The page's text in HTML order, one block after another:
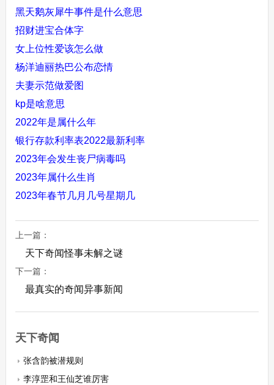
黑天鹅灰犀牛事件是什么意思
招财进宝合体字
女上位性爱该怎么做
杨洋迪丽热巴公布恋情
夫妻示范做爱图
kp是啥意思
2022年是属什么年
银行存款利率表2022最新利率
2023年会发生丧尸病毒吗
2023年属什么生肖
2023年春节几月几号星期几
上一篇：
天下奇闻怪事未解之谜
下一篇：
最真实的奇闻异事新闻
天下奇闻
张含韵被潜规则
李淳罡和王仙芝谁厉害